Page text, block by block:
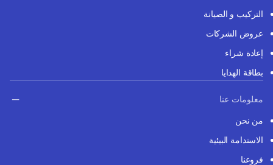
التركيب و الصيانة
عروض الشركات
إعادة شراء
بطاقة الهدايا
معلومات عنا
من نحن
الاستدامة البيئية
فروعنا